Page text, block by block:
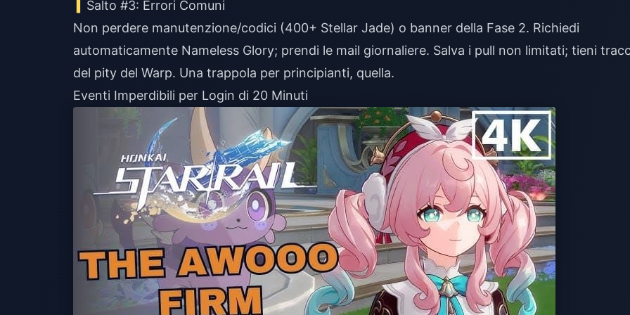
Salto #3: Errori Comuni
Non perdere manutenzione/codici (400+ Stellar Jade) o banner della Fase 2. Richiedi
automaticamente Nameless Glory; prendi le mail giornaliere. Salva i pull non limitati; tieni
del pity del Warp. Una trappola per principianti, quella.
Eventi Imperdibili per Login di 20 Minuti